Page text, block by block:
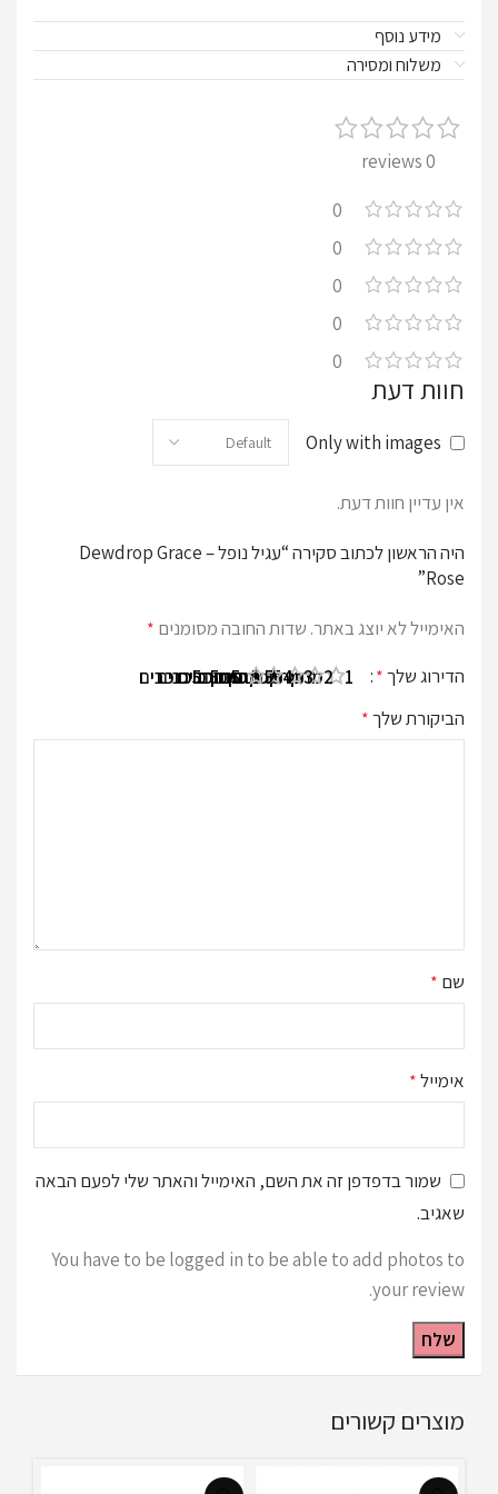
מידע נוסף
משלוח ומסירה
0 reviews
0
0
0
0
0
חוות דעת
Only with images
אין עדיין חוות דעת.
היה הראשון לכתוב סקירה “עגיל נופל – Dewdrop Grace
Rose”
האימייל לא יוצג באתר. שדות החובה מסומנים *
הדירוג שלך* 1 מתוך 5 כוכבים 2 מתוך 5 כוכבים 3 מתוך 5 כוכבים 4 מתוך 5 כוכבים 5 מתוך 5 כוכבים
הביקורת שלך*
שם *
אימייל*
שמור בדפדפן זה את השם, האימייל והאתר שלי לפעם הבאה
שאגיב.
You have to be logged in to be able to add photos to
your review.
מוצרים קשורים